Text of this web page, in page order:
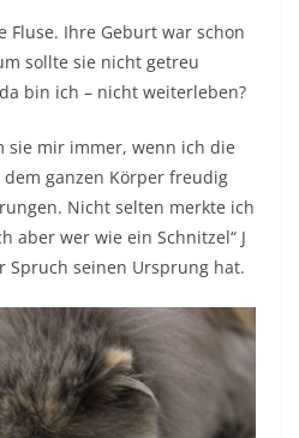
Fluse. Ihre Geburt war schon
sollte sie nicht getreu
bin ich – nicht weiterleben?
sie mir immer, wenn ich die
ganzen Körper freudig
Nicht selten merkte ich
aber wer wie ein Schnitzel“ J
Spruch seinen Ursprung hat.